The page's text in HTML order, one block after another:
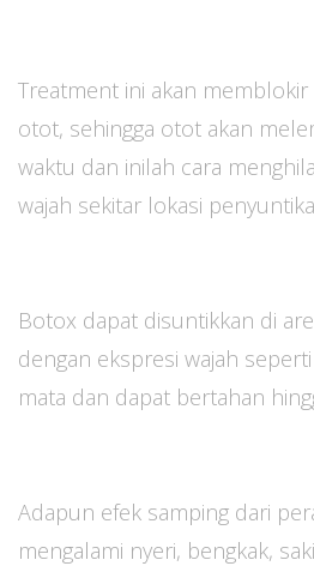
Treatment ini akan memblokir
otot, sehingga otot akan
waktu dan inilah cara
wajah sekitar lokasi
Botox dapat disuntikkan di
dengan ekspresi wajah
mata dan dapat bertahan
Adapun efek samping dari
mengalami nyeri, bengkak,